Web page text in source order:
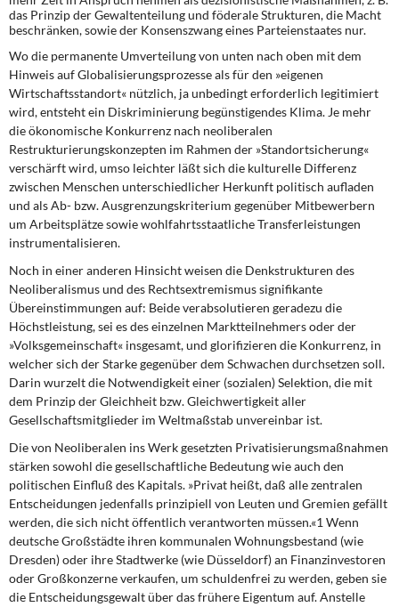
das Prinzip der Gewaltenteilung und föderale Strukturen, die Macht
beschränken, sowie der Konsenszwang eines Parteienstaates nur.
Wo die permanente Umverteilung von unten nach oben mit dem
Hinweis auf Globalisierungsprozesse als für den »eigenen
Wirtschaftsstandort« nützlich, ja unbedingt erforderlich legitimiert
wird, entsteht ein Diskriminierung begünstigendes Klima. Je mehr
die ökonomische Konkurrenz nach neoliberalen
Restrukturierungskonzepten im Rahmen der »Standortsicherung«
verschärft wird, umso leichter läßt sich die kulturelle Differenz
zwischen Menschen unterschiedlicher Herkunft politisch aufladen
und als Ab- bzw. Ausgrenzungskriterium gegenüber Mitbewerbern
um Arbeitsplätze sowie wohlfahrtsstaatliche Transferleistungen
instrumentalisieren.
Noch in einer anderen Hinsicht weisen die Denkstrukturen des
Neoliberalismus und des Rechtsextremismus signifikante
Übereinstimmungen auf: Beide verabsolutieren geradezu die
Höchstleistung, sei es des einzelnen Marktteilnehmers oder der
»Volksgemeinschaft« insgesamt, und glorifizieren die Konkurrenz, in
welcher sich der Starke gegenüber dem Schwachen durchsetzen soll.
Darin wurzelt die Notwendigkeit einer (sozialen) Selektion, die mit
dem Prinzip der Gleichheit bzw. Gleichwertigkeit aller
Gesellschaftsmitglieder im Weltmaßstab unvereinbar ist.
Die von Neoliberalen ins Werk gesetzten Privatisierungsmaßnahmen
stärken sowohl die gesellschaftliche Bedeutung wie auch den
politischen Einfluß des Kapitals. »Privat heißt, daß alle zentralen
Entscheidungen jedenfalls prinzipiell von Leuten und Gremien gefällt
werden, die sich nicht öffentlich verantworten müssen.«1 Wenn
deutsche Großstädte ihren kommunalen Wohnungsbestand (wie
Dresden) oder ihre Stadtwerke (wie Düsseldorf) an Finanzinvestoren
oder Großkonzerne verkaufen, um schuldenfrei zu werden, geben sie
die Entscheidungsgewalt über das frühere Eigentum auf. Anstelle